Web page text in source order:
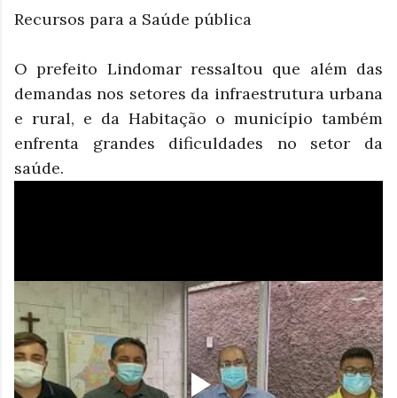
Recursos para a Saúde pública
O prefeito Lindomar ressaltou que além das
demandas nos setores da infraestrutura urbana
e rural, e da Habitação o município também
enfrenta grandes dificuldades no setor da
saúde.